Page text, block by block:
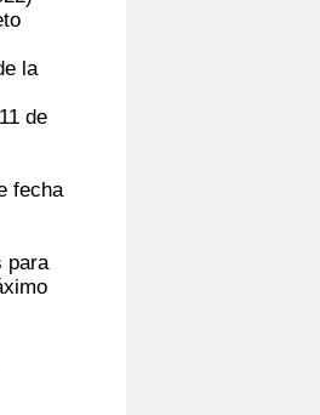
la
de
fecha
para